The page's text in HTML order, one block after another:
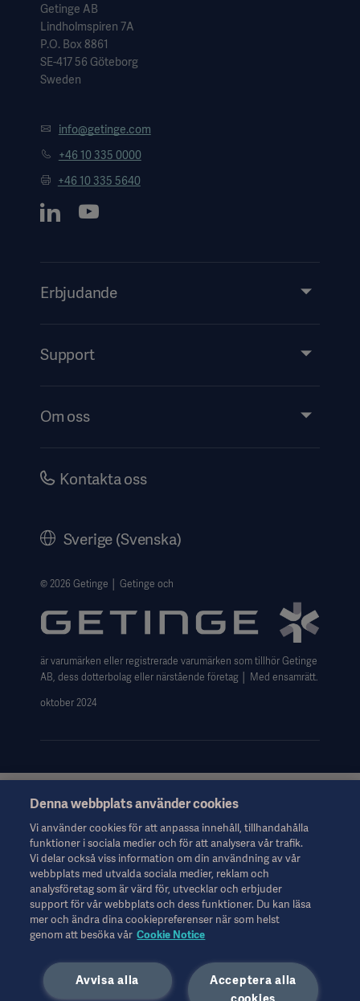
Getinge AB
Lindholmspiren 7A
P.O. Box 8861
SE-417 56 Göteborg
Sweden
info@getinge.com
+46 10 335 0000
+46 10 335 5640
Erbjudande
Tjänster
Support
Evenemang
Om oss
Karriär
Website use disclaimer
Kontakta oss
Sverige (Svenska)
© 2026 Getinge │ Getinge och
är varumärken eller registrerade varumärken som tillhör Getinge
AB, dess dotterbolag eller närstående företag │ Med ensamrätt.
oktober 2024
Denna information riktar sig uteslutande till hälso- och
sjukvårdspersonal eller andra professionella yrkesgrupper och
ges endast i informationssyfte. Informationen är inte
uttömmande och ska därför inte användas som ersättning för
bruksanvisningen, servicemanualen eller medicinsk rådgivning.
Getinge ansvarar inte för eventuella åtgärder eller försummelser
från någon part baserat på detta material. Detta sker uteslutet på
användarens egen risk.
Eventuella behandlingar, lösningar eller produkter som nämns
får inte kopieras eller användas, helt eller delvis, utan skriftligt
tillstånd från Getinge.
Denna information är avsedd för en internationell publik utanför
Denna webbplats använder cookies
Vi använder cookies för att anpassa innehåll, tillhandahålla
funktioner i sociala medier och för att analysera vår trafik.
Vi delar också viss information om din användning av vår
webbplats med utvalda sociala medier, reklam och
analysföretag som är värd för, utvecklar och erbjuder
support för vår webbplats och dess funktioner. Du kan läsa
mer och ändra dina cookiepreferenser när som helst
genom att besöka vår Cookie Notice
Acceptera alla
Avvisa alla